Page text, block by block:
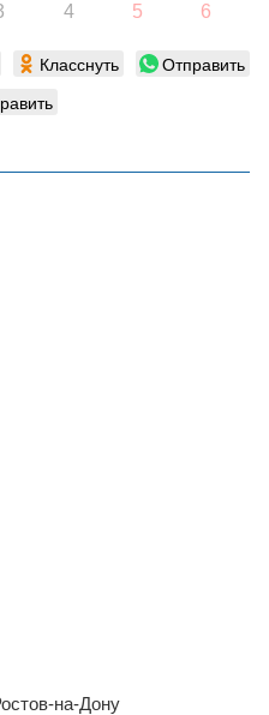
4 5 6
Класснуть
Отправить
на-Дону